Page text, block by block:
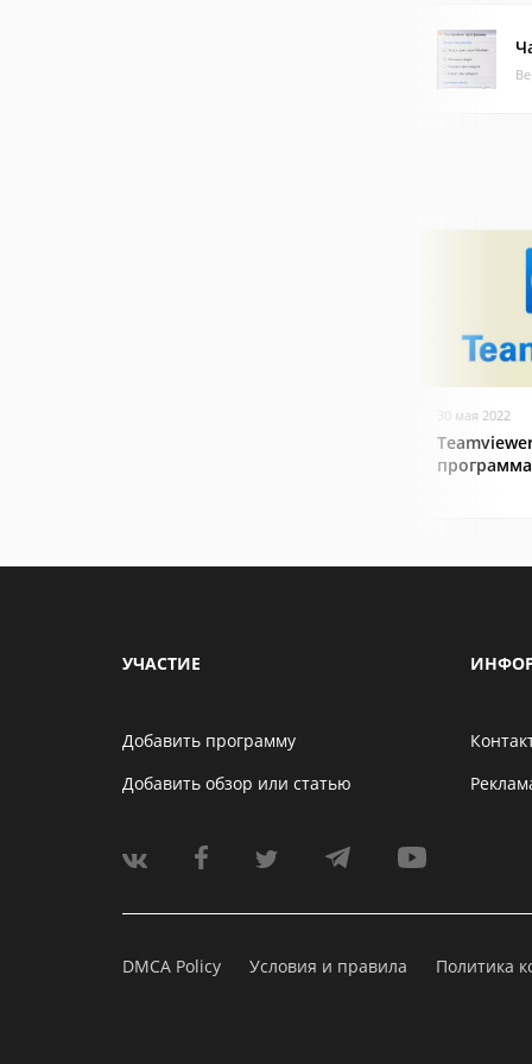
30 мая 2022
программа
УЧАСТИЕ
Добавить программу
Добавить обзор или статью
DMCA Policy Условия и правила Политика